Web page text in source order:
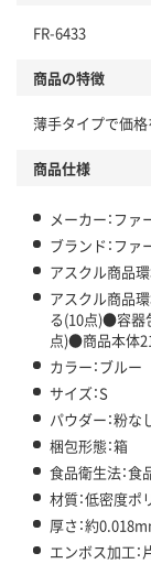
仕組
この商品の環境配
アスクル商品環境
FR-6433
商品の特徴
薄手タイプで価
商品仕様
メーカー：ファ
ブランド：ファ
アスクル商品
アスクル商品
る(10点)●容器
点)●商品本体
カラー：ブルー
サイズ：S
パウダー：粉な
梱包形態：箱
食品衛生法：
材質：低密度ポ
厚さ：約
エンボス加工：